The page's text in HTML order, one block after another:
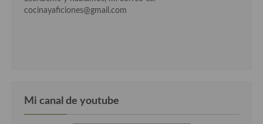
cocinayaficiones@gmail.com
Mi canal de youtube